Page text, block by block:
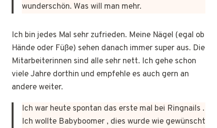
wunderschön. Was will man mehr.
Ich bin jedes Mal sehr zufrieden. Meine Nägel (egal ob
Hände oder Füße) sehen danach immer super aus. Die
Mitarbeiterinnen sind alle sehr nett. Ich gehe schon
viele Jahre dorthin und empfehle es auch gern an
andere weiter.
Ich war heute spontan das erste mal bei Ringnails .
Ich wollte Babyboomer , dies wurde wie gewünscht